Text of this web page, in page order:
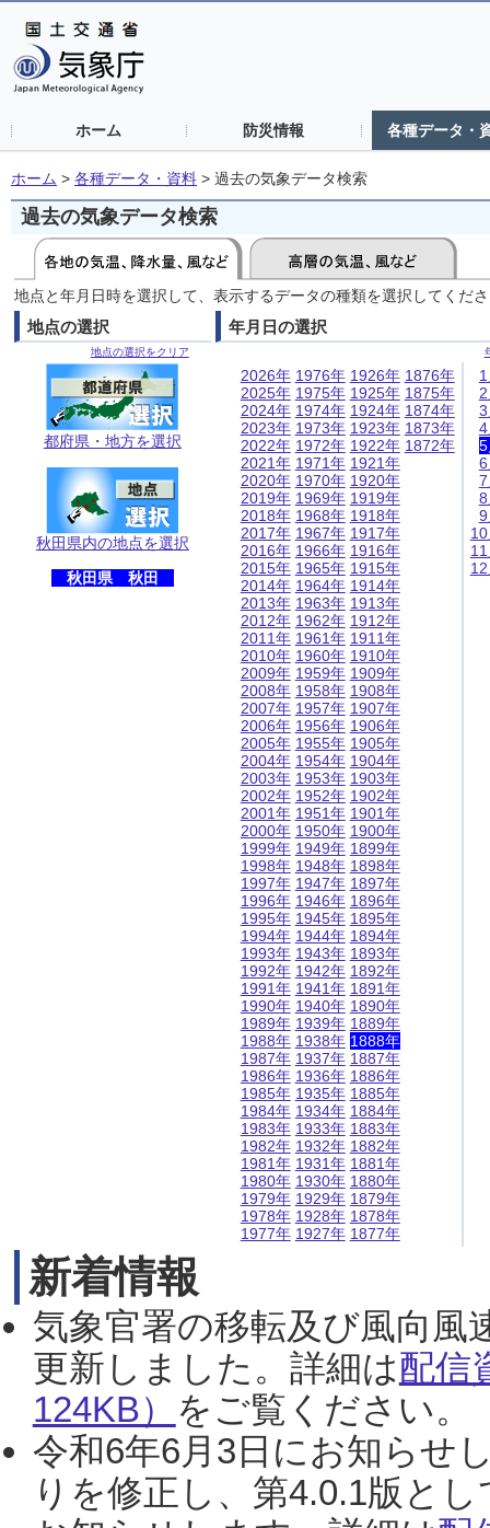
ホーム 防災情報 各種データ・
ホーム > 各種データ・資料 > 過去の気象データ検索
過去の気象データ検索
地点と年月日時を選択して、表示するデータの種類を選択してくだ
地点の選択
地点の選択をクリア
都府県・地方を選択
秋田県内の地点を選択
秋田県 秋田
年月日の選択
2026年
2025年
2024年
2023年
2022年
2021年
2020年
2019年
2018年
2017年
2016年
2015年
2014年
2013年
2012年
2011年
2010年
2009年
2008年
2007年
2006年
2005年
2004年
2003年
2002年
2001年
2000年
1999年
1998年
1997年
1996年
1995年
1994年
1993年
1992年
1991年
1990年
1989年
1988年
1987年
1986年
1985年
1984年
1983年
1982年
1981年
1980年
1979年
1978年
1977年
1976年
1975年
1974年
1973年
1972年
1971年
1970年
1969年
1968年
1967年
1966年
1965年
1964年
1963年
1962年
1961年
1960年
1959年
1958年
1957年
1956年
1955年
1954年
1953年
1952年
1951年
1950年
1949年
1948年
1947年
1946年
1945年
1944年
1943年
1942年
1941年
1940年
1939年
1938年
1937年
1936年
1935年
1934年
1933年
1932年
1931年
1930年
1929年
1928年
1927年
1926年
1925年
1924年
1923年
1922年
1921年
1920年
1919年
1918年
1917年
1916年
1915年
1914年
1913年
1912年
1911年
1910年
1909年
1908年
1907年
1906年
1905年
1904年
1903年
1902年
1901年
1900年
1899年
1898年
1897年
1896年
1895年
1894年
1893年
1892年
1891年
1890年
1889年
1888年
1887年
1886年
1885年
1884年
1883年
1882年
1881年
1880年
1879年
1878年
1877年
1876年
1875年
1874年
1873年
1872年
新着情報
気象官署の移転及び風向風
更新しました。詳細は配信
124KB） をご覧ください。
令和6年6月3日にお知らせ
りを修正し、第4.0.1版と